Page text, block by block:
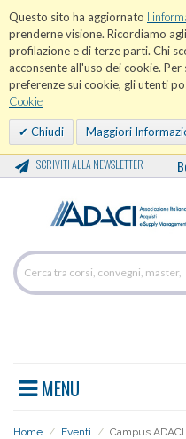
Questo sito ha aggiornato
prenderne visione. Ricordiamo
profilazione e di terze parti. Chi
acconsente all'uso dei cookie.
preferenze sui cookie, gli utenti
Cookie
Chiudi Maggiori
ISCRIVITI ALLA NEWSLETTER
MENU
Home / Eventi / Campus ADACI